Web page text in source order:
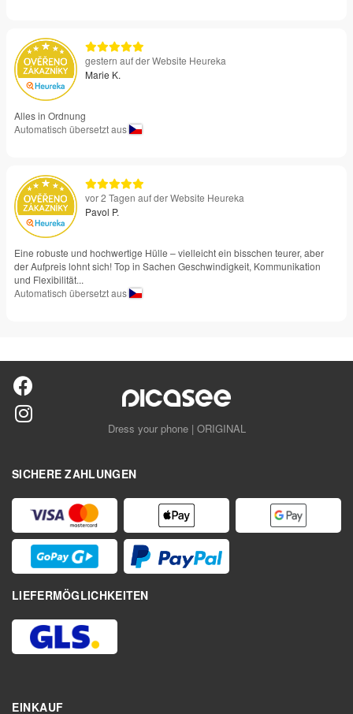
gestern auf der Website Heureka
Marie K.
Alles in Ordnung
Automatisch übersetzt aus
vor 2 Tagen auf der Website Heureka
Pavol P.
Eine robuste und hochwertige Hülle – vielleicht ein bisschen teurer, aber
der Aufpreis lohnt sich! Top in Sachen Geschwindigkeit, Kommunikation
und Flexibilität...
Automatisch übersetzt aus
Dress your phone | ORIGINAL
SICHERE ZAHLUNGEN
LIEFERMÖGLICHKEITEN
EINKAUF